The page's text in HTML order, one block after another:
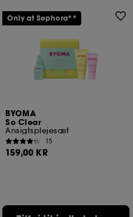
BYOMA
So Clear
Ansigtsplejesæt
15
159,00 KR
Only at Sephora**